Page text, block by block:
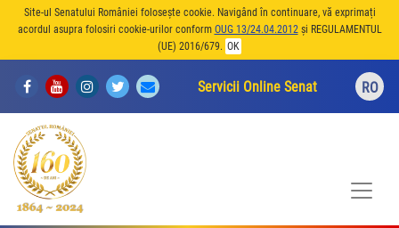
Site-ul Senatului României folosește cookie. Navigând în continuare, vă exprimați
acordul asupra folosiri cookie-urilor conform OUG 13/24.04.2012și REGULAMENTUL
(UE) 2016/679. OK
Servicii Online Senat RO